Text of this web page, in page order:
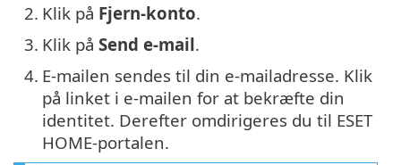
2. Klik på Fjern-konto.
3. Klik på Send e-mail.
4. E-mailen sendes til din e-mailadresse. Klik
på linket i e-mailen for at bekræfte din
identitet. Derefter omdirigeres du til ESET
HOME-portalen.